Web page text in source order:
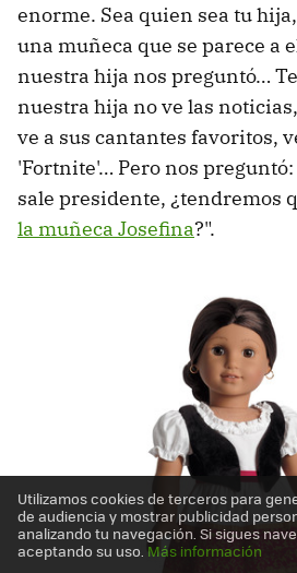
enorme. Sea quien sea tu
una muñeca que se parece a
nuestra hija nos preguntó…
nuestra hija no ve las
ve a sus cantantes favoritos,
'Fortnite'… Pero nos
sale presidente, ¿tendremos
la muñeca Josefina?".
Utilizamos cookies de terceros para
de audiencia y mostrar publicidad
analizando tu navegación. Si sigues
aceptando su uso. Más información